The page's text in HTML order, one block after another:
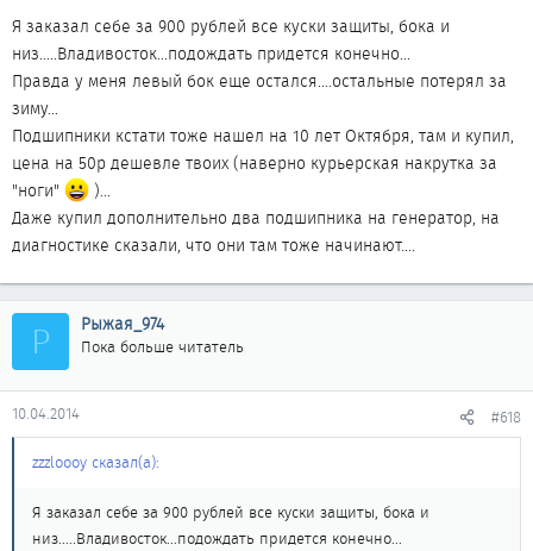
Я заказал себе за 900 рублей все куски защиты, бока и
низ.....Владивосток...подождать придется конечно...
Правда у меня левый бок еще остался....остальные потерял за
зиму...
Подшипники кстати тоже нашел на 10 лет Октября, там и купил,
цена на 50р дешевле твоих (наверно курьерская накрутка за
"ноги"
)...
Даже купил дополнительно два подшипника на генератор, на
диагностике сказали, что они там тоже начинают....
Р Рыжая_974
Пока больше читатель
10.04.2014 #618
zzzloooy сказал(а):
Я заказал себе за 900 рублей все куски защиты, бока и
низ.....Владивосток...подождать придется конечно...